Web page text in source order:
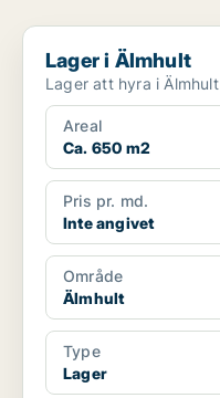
Lager i Älmhult
Lager i Älmhult
Lager att hyra i Älmhult
Areal
Ca. 650 m2
Pris pr. md.
Inte angivet
Område
Älmhult
Type
Lager